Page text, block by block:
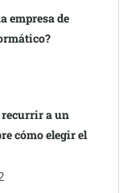
empresa de
recurrir a un
cómo elegir el